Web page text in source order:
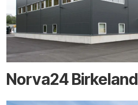
Norva24 Birkeland